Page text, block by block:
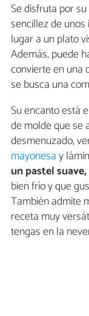
Se disfruta por
sencillez de
lugar a un plato
Además, puede
convierte en una
se busca una
Su encanto está
de molde que se
desmenuzado,
mayonesay
un pastel
bien frío y que
También admite
receta muy
tengas en la